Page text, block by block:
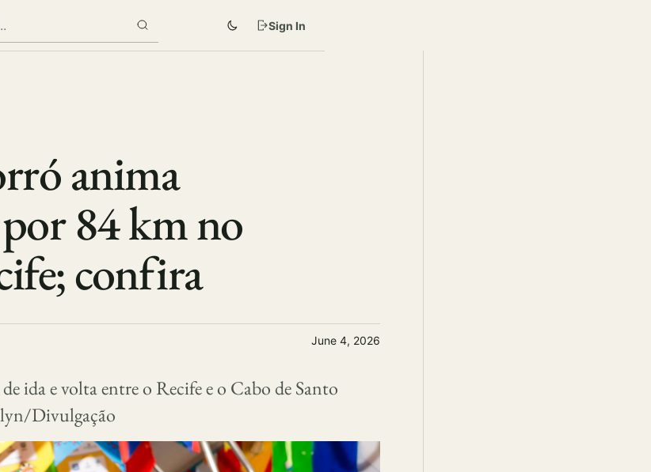
Sign In
anima
por 84 km no
confira
June 4, 2026
ida e volta entre o Recife e o Cabo de Santo
Divulgação